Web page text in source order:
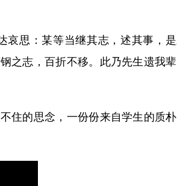
思：某等当继其志，述其事，
之志，百折不移。此乃先生遗我
的思念，一份份来自学生的质